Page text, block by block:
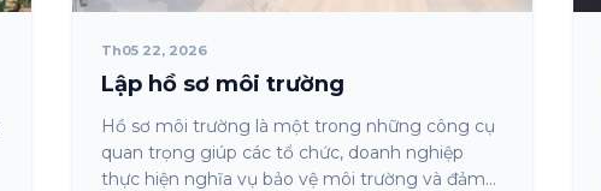
Th05 22, 2026
Lập hồ sơ môi trường
Hồ sơ môi trường là một trong những công cụ
quan trọng giúp các tổ chức, doanh nghiệp
thực hiện nghĩa vụ bảo vệ môi trường và đảm...